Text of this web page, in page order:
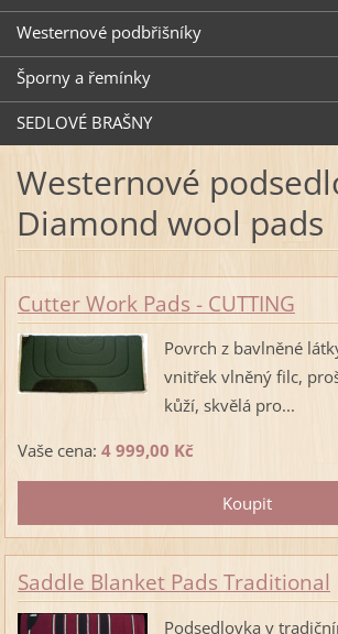
Westernové podbřišníky
Šporny a řemínky
SEDLOVÉ BRAŠNY
Westernové
Diamond wool pads
Cutter Work Pads - CUTTING
Povrch z bavlněné
vnitřek vlněný filc,
kůží, skvělá pro...
Vaše cena: 4 999,00 Kč
Saddle Blanket Pads Traditional
Podsedlovka v